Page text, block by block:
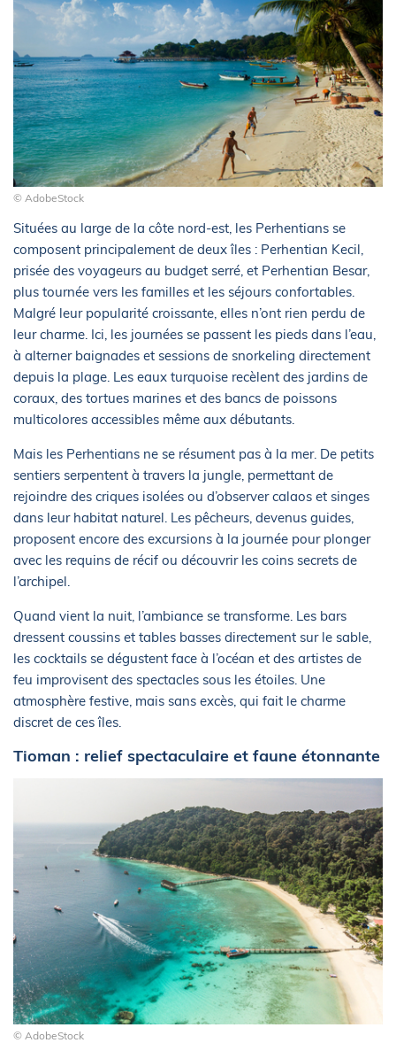
© AdobeStock
Situées au large de la côte nord-est, les Perhentians se
composent principalement de deux îles : Perhentian Kecil,
prisée des voyageurs au budget serré, et Perhentian Besar,
plus tournée vers les familles et les séjours confortables.
Malgré leur popularité croissante, elles n’ont rien perdu de
leur charme. Ici, les journées se passent les pieds dans l’eau,
à alterner baignades et sessions de snorkeling directement
depuis la plage. Les eaux turquoise recèlent des jardins de
coraux, des tortues marines et des bancs de poissons
multicolores accessibles même aux débutants.
Mais les Perhentians ne se résument pas à la mer. De petits
sentiers serpentent à travers la jungle, permettant de
rejoindre des criques isolées ou d’observer calaos et singes
dans leur habitat naturel. Les pêcheurs, devenus guides,
proposent encore des excursions à la journée pour plonger
avec les requins de récif ou découvrir les coins secrets de
l’archipel.
Quand vient la nuit, l’ambiance se transforme. Les bars
dressent coussins et tables basses directement sur le sable,
les cocktails se dégustent face à l’océan et des artistes de
feu improvisent des spectacles sous les étoiles. Une
atmosphère festive, mais sans excès, qui fait le charme
discret de ces îles.
Tioman : relief spectaculaire et faune étonnante
© AdobeStock